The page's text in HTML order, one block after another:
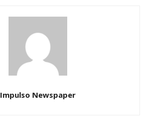
Impulso Newspaper